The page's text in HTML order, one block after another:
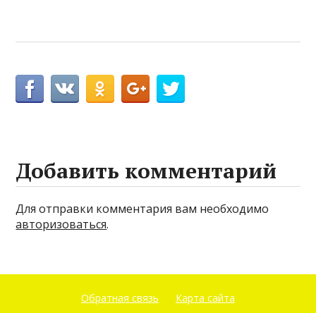
Добавить комментарий
Для отправки комментария вам необходимо
авторизоваться.
Обратная связь Карта сайта